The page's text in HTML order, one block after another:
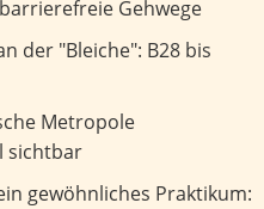
Gehwege
bis September gesperrt
der "Bleiche": B28 bis
wird digital sichtbar
Metropole
sichtbar
Copdays in der Erpftalhalle
gewöhnliches Praktikum: